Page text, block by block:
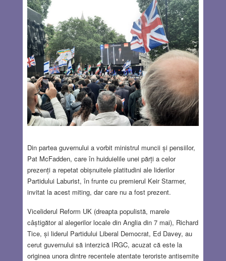
Din partea guvernului a vorbit ministrul muncii și pensiilor,
Pat McFadden, care în huiduielile unei părți a celor
prezenți a repetat obișnuitele platitudini ale liderilor
Partidului Laburist, în frunte cu premierul Keir Starmer,
invitat la acest miting, dar care nu a fost prezent.
Viceliderul Reform UK (dreapta populistă, marele
câștigător al alegerilor locale din Anglia din 7 mai), Richard
Tice, și liderul Partidului Liberal Democrat, Ed Davey, au
cerut guvernului să interzică IRGC, acuzat că este la
originea unora dintre recentele atentate teroriste antisemite